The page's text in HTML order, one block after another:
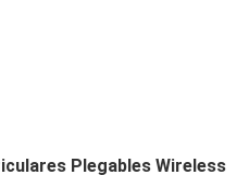
Plegables Wireless